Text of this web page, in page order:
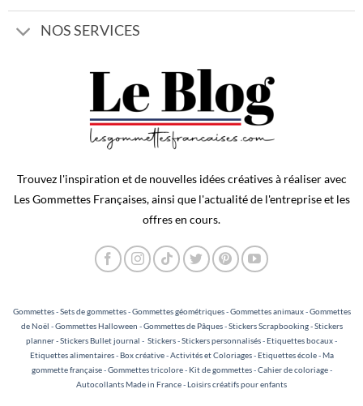
NOS SERVICES
Trouvez l'inspiration et de nouvelles idées créatives à réaliser avec
Les Gommettes Françaises, ainsi que l'actualité de l'entreprise et les
offres en cours.
Gommettes-Sets de gommettes-Gommettes géométriques-Gommettes animaux-Gommettes
de Noël -Gommettes Halloween -Gommettes de Pâques-Stickers Scrapbooking - Stickers
planner - Stickers Bullet journal - Stickers-Stickers personnalisés-Etiquettes bocaux-
Etiquettes alimentaires-Box créative-Activités et Coloriages-Etiquettes école-Ma
gommette française-Gommettes tricolore- Kit de gommettes-Cahier de coloriage-
Autocollants Made in France-Loisirs créatifs pour enfants